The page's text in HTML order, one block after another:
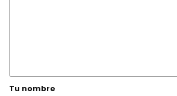
Tu nombre